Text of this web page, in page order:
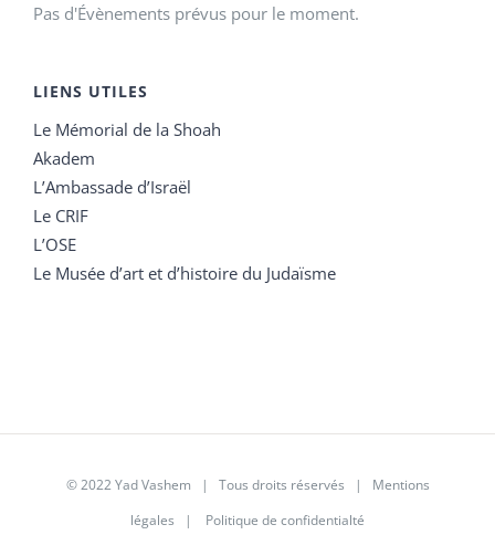
Pas d'Évènements prévus pour le moment.
LIENS UTILES
Le Mémorial de la Shoah
Akadem
L’Ambassade d’Israël
Le CRIF
L’OSE
Le Musée d’art et d’histoire du Judaïsme
© 2022 Yad Vashem | Tous droits réservés | Mentions
légales | Politique de confidentialté